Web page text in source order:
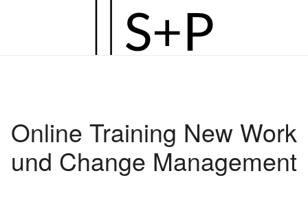
Online Training New Work
und Change Management